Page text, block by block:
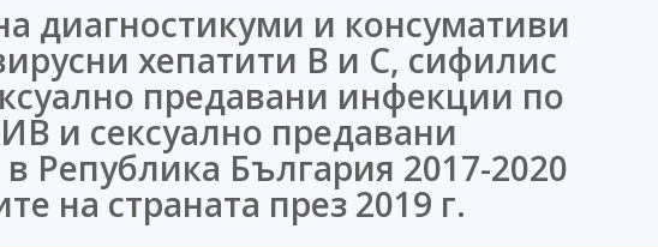
диагностикуми и консумативи
хепатити В и С, сифилис
предавани инфекции по
и сексуално предавани
Република България 2017-2020
на страната през 2019 г.